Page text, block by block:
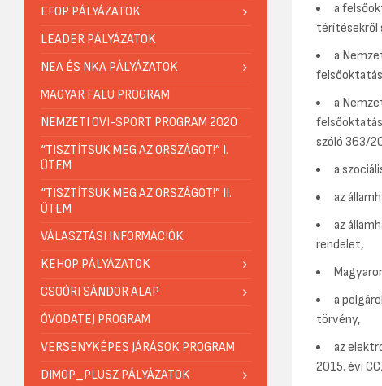
a
térítésekről
a
a
szóló 363/
a
az
az
rendelet,
a
törvény,
az
2015. évi
EFOP PÁLYÁZATOK
LEADER PÁLYÁZATOK
NEA ÉS NKA PÁLYÁZATOK
MAGYAR FALU PROGRAM
NEMZETI OVI-SPORT PROGRAM 2020
“TISZTÍTSUK MEG AZ ORSZÁGOT!” I.
ÜTEM
“TISZTÍTSUK MEG AZ ORSZÁGOT!” II.
ÜTEM
VÁLASZTÁSI INFORMÁCIÓK
KEHOP PÁLYÁZATOK
CSOÓRI SÁNDOR ALAP
ÓVODATEJ PROGRAM
VERSENYKÉPES JÁRÁSOK PROGRAM
DIMOP_PLUSZ PÁLYÁZATOK